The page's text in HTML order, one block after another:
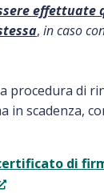
effettuate
, in caso
procedura di
in scadenza,
di